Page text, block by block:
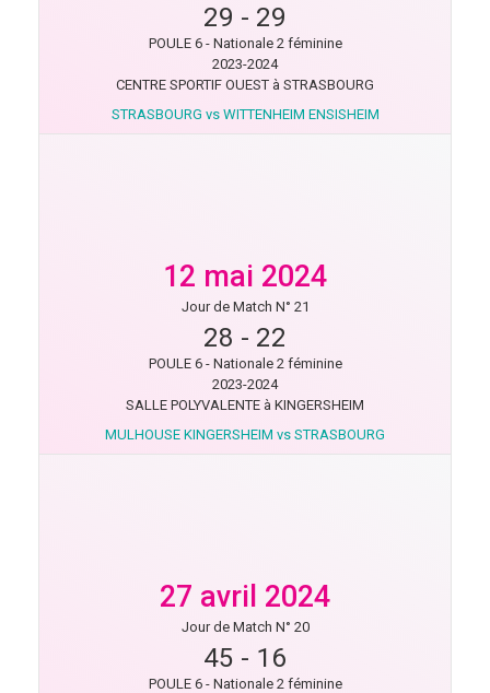
29 - 29
POULE 6 - Nationale 2 féminine
2023-2024
CENTRE SPORTIF OUEST à STRASBOURG
STRASBOURG vs WITTENHEIM ENSISHEIM
12 mai 2024
Jour de Match N° 21
28 - 22
POULE 6 - Nationale 2 féminine
2023-2024
SALLE POLYVALENTE à KINGERSHEIM
MULHOUSE KINGERSHEIM vs STRASBOURG
27 avril 2024
Jour de Match N° 20
45 - 16
POULE 6 - Nationale 2 féminine